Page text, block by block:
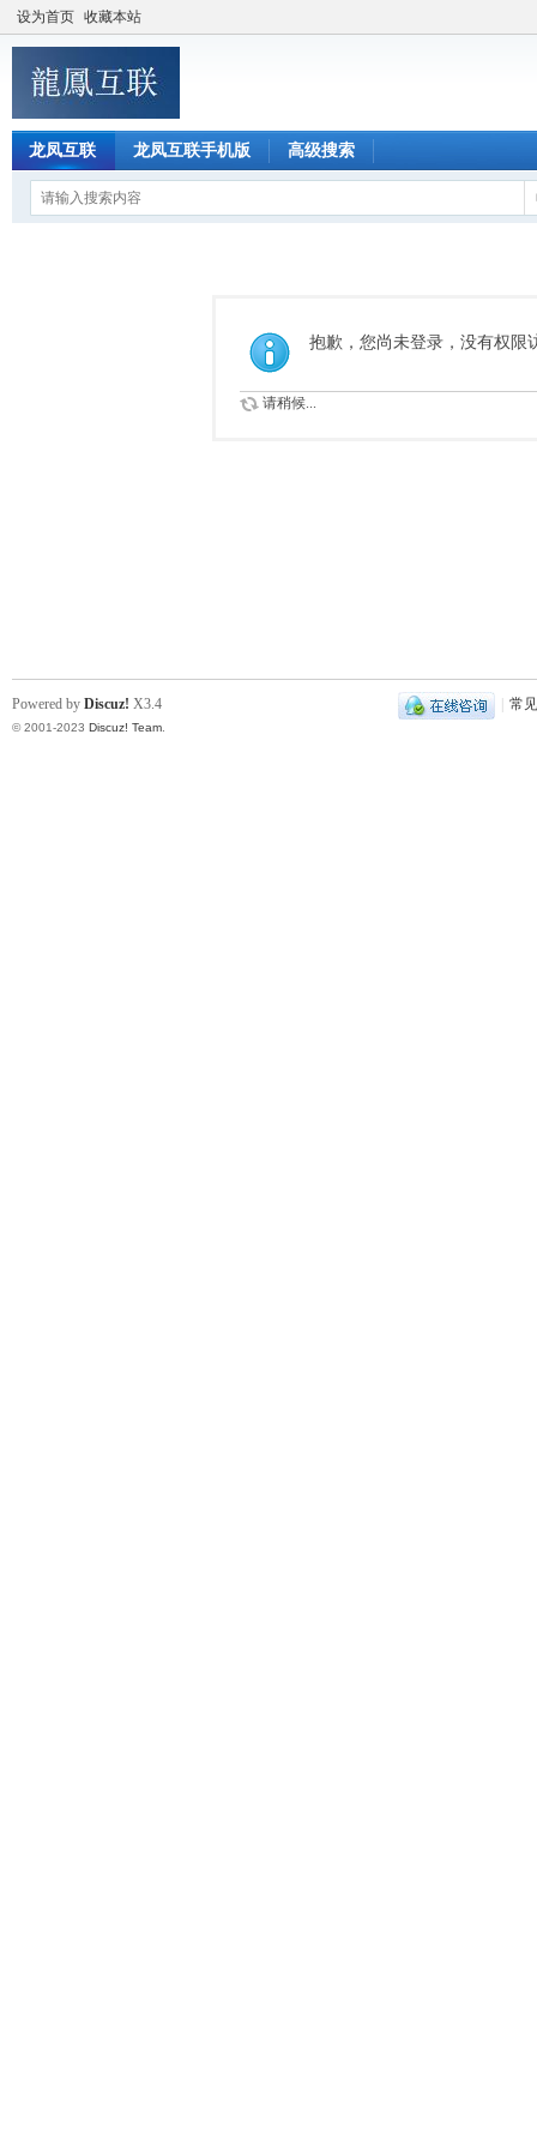
设为首页 收藏本站
龙凤互联 龙凤互联手机版 高级搜索
抱歉，您尚未登录，没有权限
请稍候...
常
Powered by Discuz! X3.4
© 2001-2023 Discuz! Team